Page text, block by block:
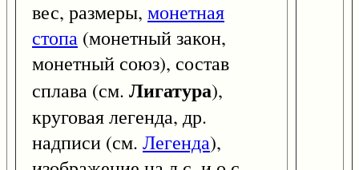
вес, размеры, монетная
стопа (монетный закон,
монетный союз), состав
сплава (см. Лигатура),
круговая легенда, др.
надписи (см. Легенда),